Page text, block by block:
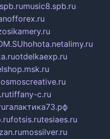
music8.spb.ru
hohota.netalimy.ru
otdelkaexp.ru
tiffany-c.ru
галактика73.рф
fotsis.rutesiaes.ru
mossilver.ru